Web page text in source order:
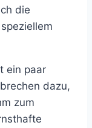
die
ein paar
dazu,
zum